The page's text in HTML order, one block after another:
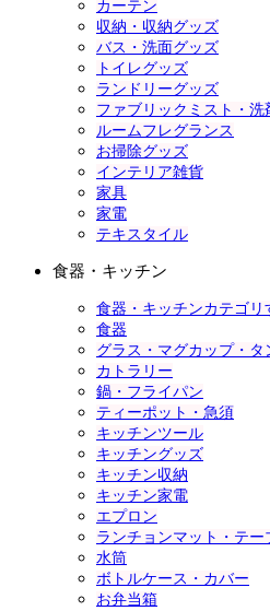
カーテン
収納・収納グッズ
バス・洗面グッズ
トイレグッズ
ランドリーグッズ
ファブリックミスト・洗
ルームフレグランス
お掃除グッズ
インテリア雑貨
家具
家電
テキスタイル
食器・キッチン
食器・キッチンカテゴリ
食器
グラス・マグカップ・タ
カトラリー
鍋・フライパン
ティーポット・急須
キッチンツール
キッチングッズ
キッチン収納
キッチン家電
エプロン
ランチョンマット・テー
水筒
ボトルケース・カバー
お弁当箱